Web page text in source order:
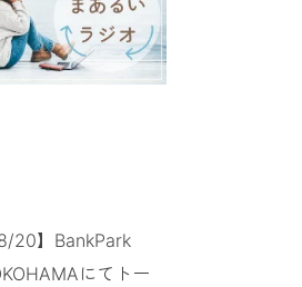
8/20】BankPark
にてトー